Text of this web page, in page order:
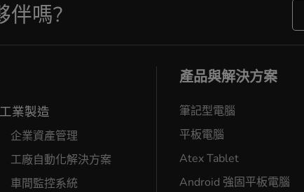
伴嗎?
業製造
企業資產管理
工廠自動化解決方案
車間監控系統
產品與解決方案
筆記型電腦
平板電腦
Atex Tablet
Android 強固平板電腦